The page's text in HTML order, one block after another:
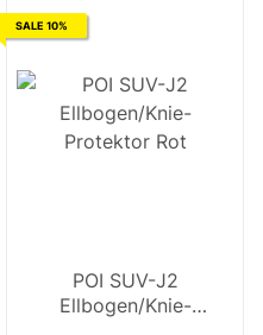
SALE 10%
POI SUV-J2
Ellbogen/Knie-